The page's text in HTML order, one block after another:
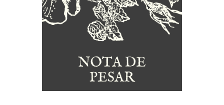
AGENDA
MULTIMÉDIA
SENTIR COM A IGREJA
CONTACTOS